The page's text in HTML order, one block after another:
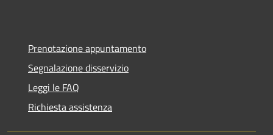
Prenotazione appuntamento
Segnalazione disservizio
Leggi le FAQ
Richiesta assistenza